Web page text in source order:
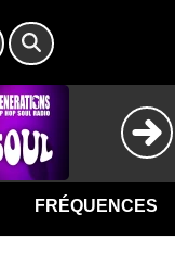
FRÉQUENCES